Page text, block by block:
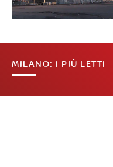
MILANO: I PIÙ LETTI